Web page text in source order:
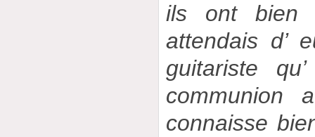
ils ont bien
attendais d’
guitariste
communion
connaisse